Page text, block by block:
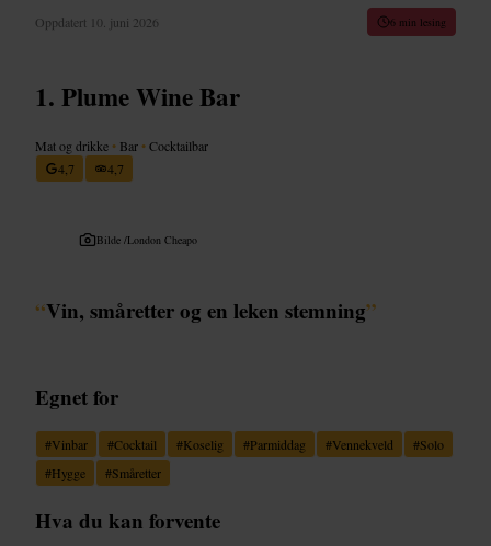
Oppdatert 10. juni 2026 6 min lesing
Plume Wine Bar
Mat og drikke • Bar •Cocktailbar
4,7
4,7
Bilde /London Cheapo
“Vin, småretter og en leken stemning”
Egnet for
#Vinbar #Cocktail #Koselig #Parmiddag #Vennekveld #Solo
#Hygge #Småretter
Hva du kan forvente